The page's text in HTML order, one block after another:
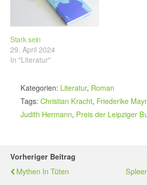
Stark sein
29. April 2024
In "Literatur"
Kategorien: Literatur, Roman
Tags: Christian Kracht, Friederike
Judith Hermann, Preis der Leipziger
Vorheriger Beitrag
Mythen In Tüten